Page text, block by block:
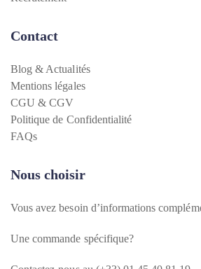
Contact
Blog & Actualités
Mentions légales
CGU & CGV
Politique de Confidentialité
FAQs
Nous choisir
Vous avez besoin d’informations
Une commande spécifique?